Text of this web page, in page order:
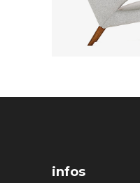
infos